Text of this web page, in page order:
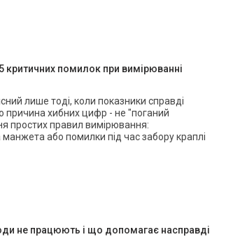
помилок при вимірюванні
лише тоді, коли показники справді
причина хибних цифр - не "поганий
простих правил вимірювання:
або помилки під час забору краплі
не працюють і що допомагає насправді